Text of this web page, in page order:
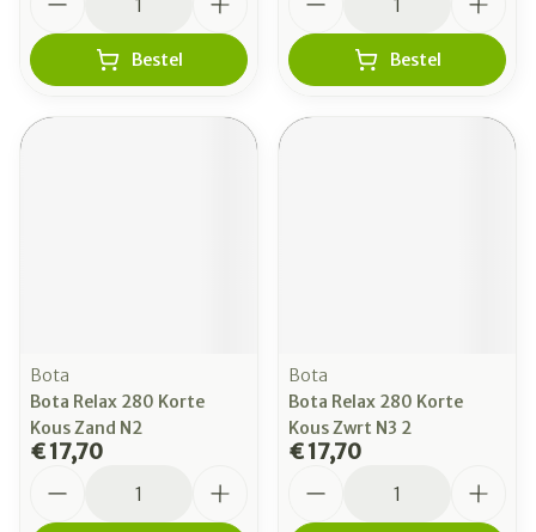
Bestel Bestel
Bota
Bota Relax 280 Korte
Kous Zand N2
€ 17,70
Bota
Bota Relax 280 Korte
Kous Zwrt N3 2
€ 17,70